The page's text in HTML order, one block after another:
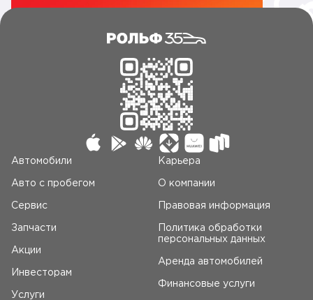
Автомобили
Авто c пробегом
Сервис
Запчасти
Акции
Инвесторам
Услуги
Карьера
О компании
Правовая информация
Политика обработки
персональных данных
Аренда автомобилей
Финансовые услуги